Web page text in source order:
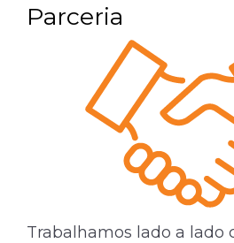
Parceria
Trabalhamos lado a lado